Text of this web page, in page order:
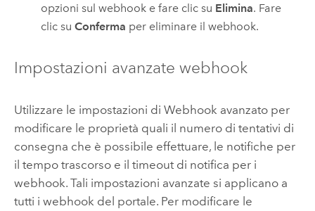
opzioni sul webhook e fare clic su Elimina. Fare
clic suConferma per eliminare il webhook.
Impostazioni avanzate webhook
Utilizzare le impostazioni di Webhook avanzato per
modificare le proprietà quali il numero di tentativi di
consegna che è possibile effettuare, le notifiche per
il tempo trascorso e il timeout di notifica per i
webhook. Tali impostazioni avanzate si applicano a
tutti i webhook del portale. Per modificare le